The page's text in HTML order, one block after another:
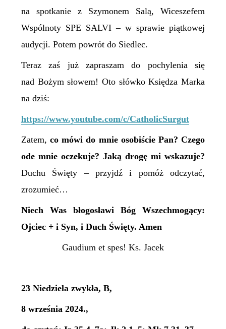
na spotkanie z Szymonem Salą, Wiceszefem
Wspólnoty SPE SALVI – w sprawie piątkowej
audycji. Potem powrót do Siedlec.
Teraz zaś już zapraszam do pochylenia się
nad Bożym słowem! Oto słówko Księdza Marka
na dziś:
https://www.youtube.com/c/CatholicSurgut
Zatem,co mówi do mnie osobiściePan? Czego
ode mnie oczekuje? Jaką drogę mi wskazuje?
Duchu Święty – przyjdź i pomóż odczytać,
zrozumieć…
Niech Was błogosławi Bóg Wszechmogący:
Ojciec + i Syn, i Duch Święty. Amen
Gaudium et spes! Ks. Jacek
23 Niedziela zwykła, B,
8 września 2024.,